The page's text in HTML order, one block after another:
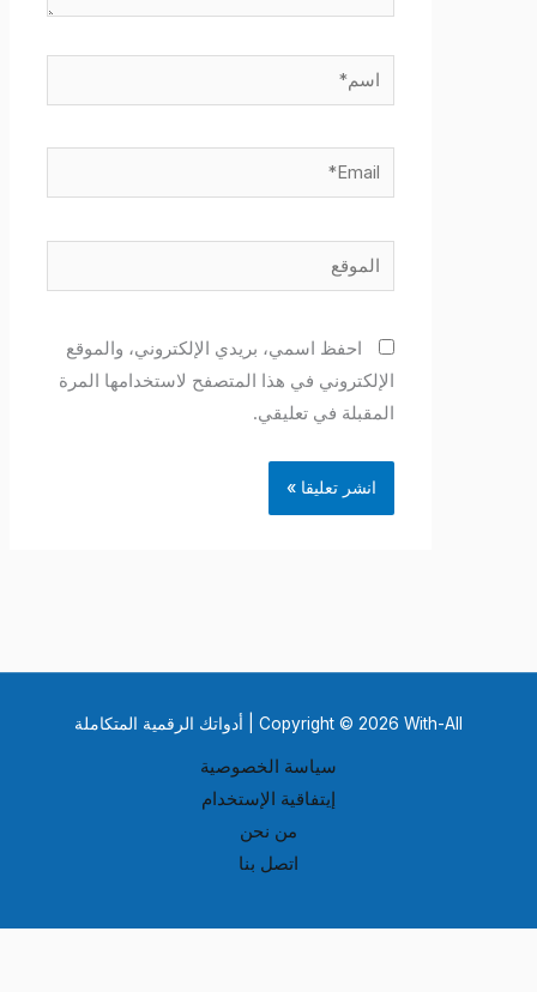
احفظ اسمي، بريدي الإلكتروني، والموقع
الإلكتروني في هذا المتصفح لاستخدامها المرة
المقبلة في تعليقي.
Copyright © 2026 With-All | أدواتك الرقمية المتكاملة
سياسة الخصوصية
إيتفاقية الإستخدام
من نحن
اتصل بنا